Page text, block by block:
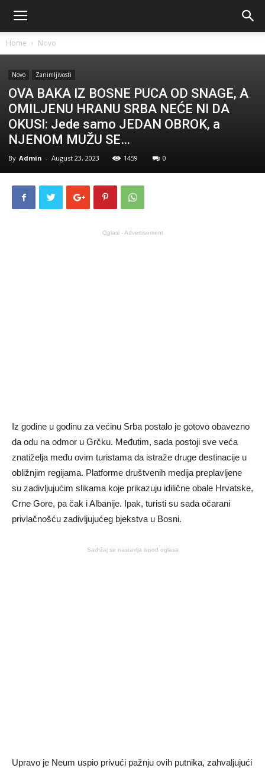
Home Novo
Novo Zanimljivosti
OVA BAKA IZ BOSNE PUCA OD SNAGE, A
OMILJENU HRANU SRBA NEĆE NI DA
OKUSI: Jede samo JEDAN OBROK, a
NJENOM MUŽU SE…
By Admin - August 23, 2023 1459 0
Oglasi - Advertisement
Iz godine u godinu za većinu Srba postalo je gotovo obavezno
da odu na odmor u Grčku. Međutim, sada postoji sve veća
znatiželja među ovim turistama da istraže druge destinacije u
obližnjim regijama. Platforme društvenih medija preplavljene
su zadivljujućim slikama koje prikazuju idilične obale Hrvatske,
Crne Gore, pa čak i Albanije. Ipak, turisti su sada očarani
privlačnošću zadivljujućeg bjekstva u Bosni.
Sadržaj se nastavlja ispod oglasa
Upravo je Neum uspio privući pažnju ovih putnika, zahvaljujući